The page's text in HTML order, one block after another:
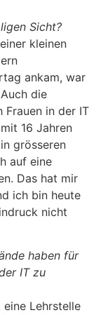
Sicht?
kleinen
ankam, war
die
in der IT
16 Jahren
grösseren
auf eine
Das hat mir
ich bin heute
nicht
haben für
IT zu
Lehrstelle